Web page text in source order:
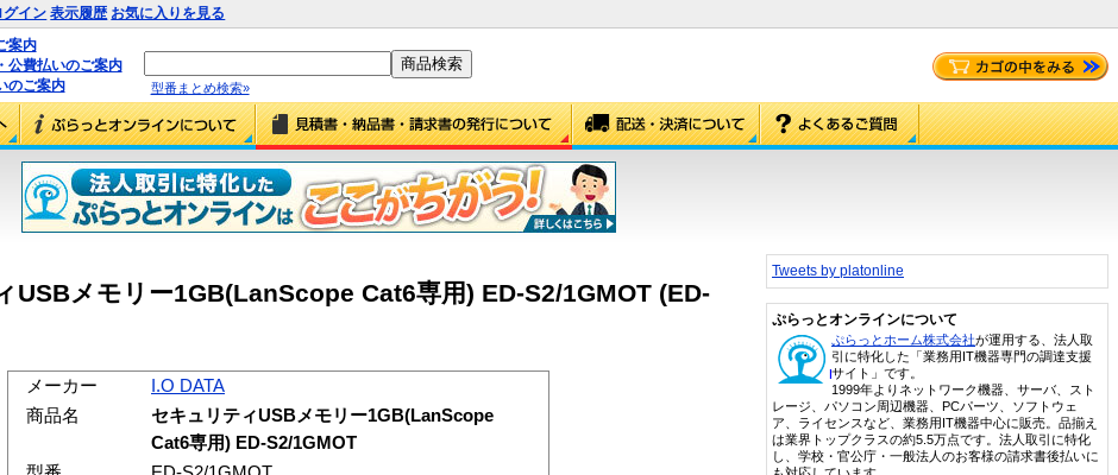
グイン 表示履歴 お気に入りを見る
案内
公費払いのご案内
のご案内
型番まとめ検索»
USBメモリー1GB(LanScope Cat6専用) ED-S2/1GMOT (ED-
メーカー
I.O DATA
商品名
セキュリティUSBメモリー1GB(LanScope
Cat6専用) ED-S2/1GMOT
Tweets by platonline
ぷらっとオンラインについて
ぷらっとホーム株式会社が運用する、法人取
引に特化した「業務用IT機器専門の調達支援
サイト」です。
1999年よりネットワーク機器、サーバ、スト
レージ、パソコン周辺機器、PCパーツ、ソフトウェ
ア、ライセンスなど、業務用IT機器中心に販売。品揃え
は業界トップクラスの約5.5万点です。法人取引に特化
し、学校・官公庁・一般法人のお客様の請求書後払いに